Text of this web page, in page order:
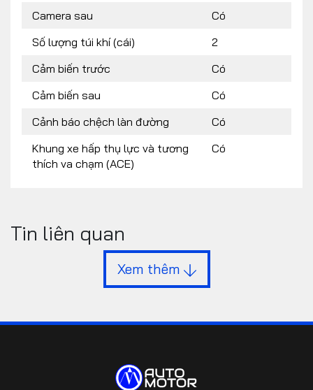
Camera sau
Có
Số lượng túi khí (cái)
2
Cảm biến trước
Có
Cảm biến sau
Có
Cảnh báo chệch làn đường
Có
Khung xe hấp thụ lực và tương
thích va chạm (ACE)
Có
Tin liên quan
Xem thêm